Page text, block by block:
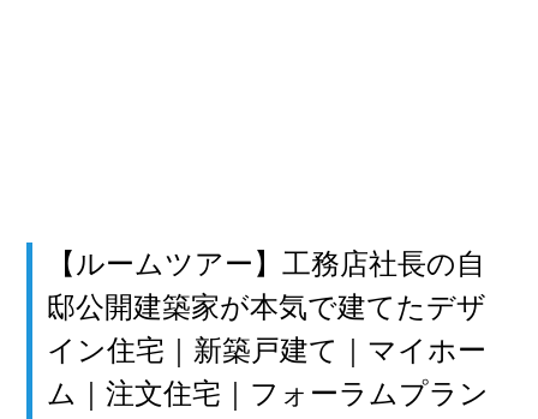
【ルームツアー】工務店社長の自
邸公開建築家が本気で建てたデザ
イン住宅｜新築戸建て｜マイホー
ム｜注文住宅｜フォーラムプラン